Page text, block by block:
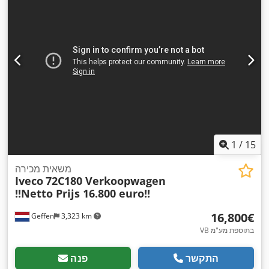
1 / 15
Geffen 3,323 km
משאית מכירה
Iveco72C180 Verkoopwagen
!!Netto Prijs 16.800 euro!!
‏16,800 ‏€
VB בתוספת מע"מ
פנה התקשר